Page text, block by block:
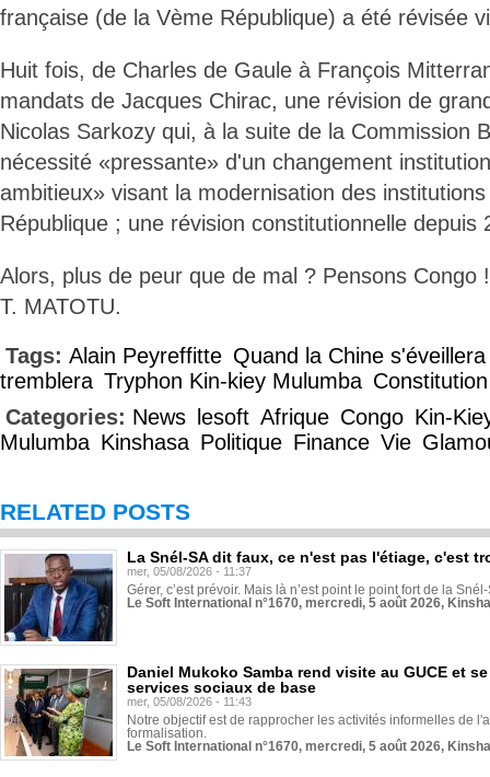
française (de la Vème République) a été révisée
Huit fois, de Charles de Gaule à François
mandats de Jacques Chirac, une révision de
Nicolas Sarkozy qui, à la suite de la Commission
nécessité «pressante» d'un changement
ambitieux» visant la modernisation des
République ; une révision constitutionnelle depuis
Alors, plus de peur que de mal ? Pensons Congo
T. MATOTU.
Tags: Alain Peyreffitte Quand la Chine s'éveillera
tremblera Tryphon Kin-kiey Mulumba Constitution
Categories: News lesoft Afrique Congo Kin-
Mulumba Kinshasa Politique Finance Vie
RELATED POSTS
La Snél-SA dit faux, ce n'est pas l'étiage, c'est
mer, 05/08/2026 - 11:37
Gérer, c’est prévoir. Mais là n’est point le point fort de la
Le Soft International n°1670, mercredi, 5 août 2026,
Daniel Mukoko Samba rend visite au GUCE et
services sociaux de base
mer, 05/08/2026 - 11:43
Notre objectif est de rapprocher les activités informelles de
formalisation.
Le Soft International n°1670, mercredi, 5 août 2026,